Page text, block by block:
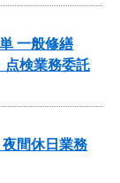
一般修繕
点検業務委託
夜間休日業務